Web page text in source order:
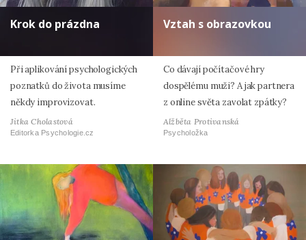
Krok do prázdna
Při aplikování psychologických
poznatků do života musíme
někdy improvizovat.
Jitka Cholastová
Editorka Psychologie.cz
Vztah s obrazovkou
Co dávají počítačové hry
dospělému muži? A jak partnera
z online světa zavolat zpátky?
Alžběta Protivanská
Psycholožka